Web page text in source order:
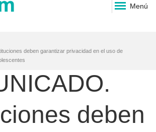
Menú
deben garantizar privacidad en el uso de
deben